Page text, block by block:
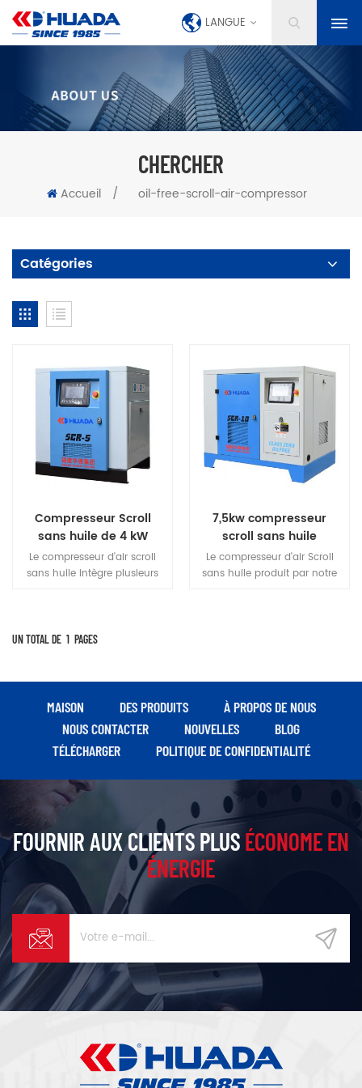
LANGUE
CHERCHER
Accueil / oil-free-scroll-air-compressor
Catégories
Compresseur Scroll
sans huile de 4 kW
Le compresseur d'air scroll
sans huile intègre plusieurs
par le contrôle libre à
fonctionnement, évitant ainsi
l'opération inutile, pour
7,5kw compresseur
scroll sans huile
Le compresseur d'air Scroll
sans huile produit par notre
de maintenance et assurer la
tranquillité d'esprit.
UN TOTAL DE 1 PAGES
MAISON DES PRODUITS
À PROPOS DE NOUS
NOUS CONTACTER
NOUVELLES
BLOG
TÉLÉCHARGER
POLITIQUE DE CONFIDENTIALITÉ
FOURNIR AUX CLIENTS PLUSÉCONOME EN
ÉNERGIE